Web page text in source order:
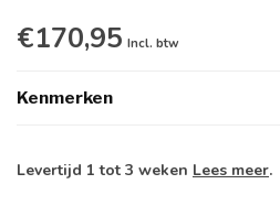
€170,95 Incl. btw
Kenmerken
Levertijd 1 tot 3 weken Lees meer.